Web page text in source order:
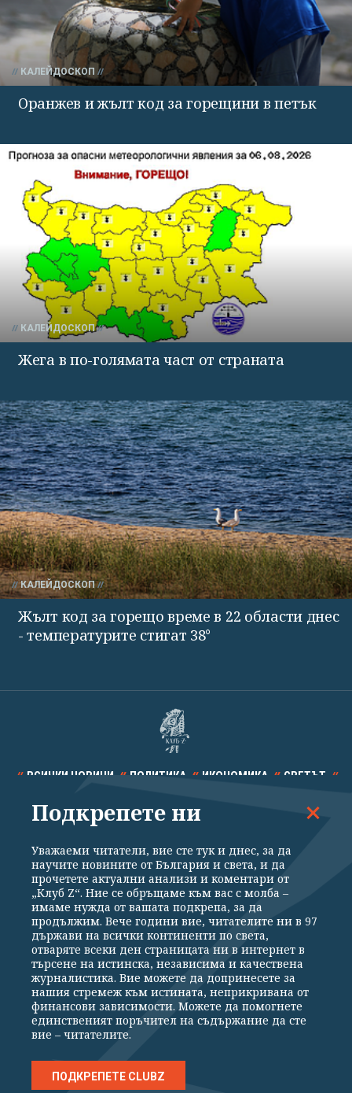
КАЛЕЙДОСКОП
Оранжев и жълт код за горещини в петък
КАЛЕЙДОСКОП
Жега в по-голямата част от страната
КАЛЕЙДОСКОП
Жълт код за горещо време в 22 области днес
- температурите стигат 38°
ВСИЧКИ НОВИНИ ПОЛИТИКА ИКОНОМИКА СВЕТЪТ
СПОРТ КУЛТУРА ТЕХНОЛОГИИ КАЛЕЙДОСКОП
Общи условия
Политика за поверителност
Реклама
Партньори Контакти
За Клуб Z
Екип
Подкрепете ни
Издател на www.clubz.bg е „Клуб Зебра Медия“ ЕООД, София, ул. "Алеко
Константинов" 3. Всички права запазени 2026 „Клуб Зебра Медия“
Препечатването на материали, снимки и видео от www.clubz.bg без
разрешение ще бъде преследвано по съдебен път, съгласно
ОБЩИТЕ УСЛОВИЯ
Подкрепете ни
Уважаеми читатели, вие сте тук и днес, за да
научите новините от България и света, и да
прочетете актуални анализи и коментари от
„Клуб Z“. Ние се обръщаме към вас с молба –
имаме нужда от вашата подкрепа, за да
продължим. Вече години вие, читателите ни в 97
държави на всички континенти по света,
отваряте всеки ден страницата ни в интернет в
търсене на истинска, независима и качествена
журналистика. Вие можете да допринесете за
нашия стремеж към истината, неприкривана от
финансови зависимости. Можете да помогнете
единственият поръчител на съдържание да сте
вие – читателите.
ПОДКРЕПЕТЕ CLUBZ